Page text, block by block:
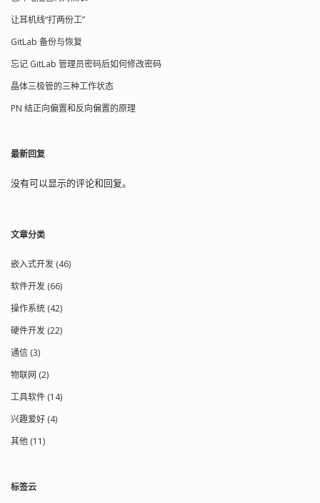
让耳机线“打两份工”
GitLab 备份与恢复
忘记 GitLab 管理员密码后如何修改密码
晶体三极管的三种工作状态
PN 结正向偏置和反向偏置的原理
最新回复
没有可以显示的评论和回复。
文章分类
嵌入式开发 (46)
软件开发 (66)
操作系统 (42)
硬件开发 (22)
通信 (3)
物联网 (2)
工具软件 (14)
兴趣爱好 (4)
其他 (11)
标签云